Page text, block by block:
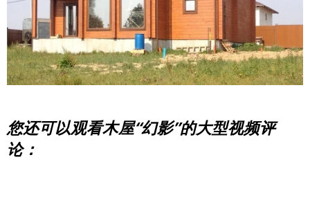
您还可以观看木屋“幻影”的大型视频评
论：